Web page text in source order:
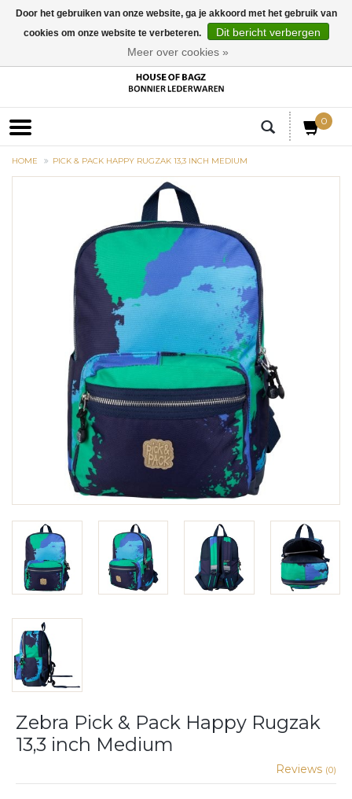
0
HOME PICK & PACK HAPPY RUGZAK 13,3 INCH MEDIUM
Zebra Pick & Pack Happy Rugzak
13,3 inch Medium
Reviews (0)
Door het gebruiken van onze website, ga je akkoord met het gebruik van
cookies om onze website te verbeteren.
Dit bericht verbergen
Meer over cookies »